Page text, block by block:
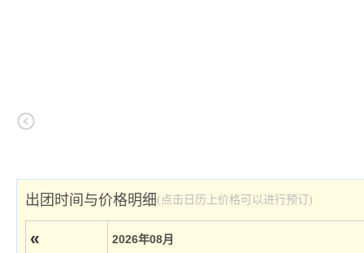
出团时间与价格明细(点击日历上价格可以进行预订)
« 2026年08月